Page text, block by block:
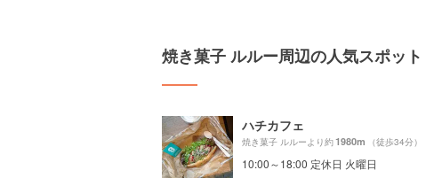
焼き菓子 ルルー周辺の人気スポット
ハチカフェ
焼き菓子 ルルーより約1980m （徒歩34分）
10:00～18:00 定休日 火曜日